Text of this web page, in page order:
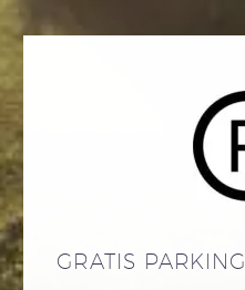
GRATIS PARKING